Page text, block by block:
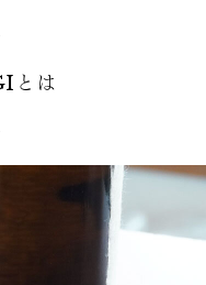
とは